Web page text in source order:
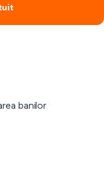
banilor